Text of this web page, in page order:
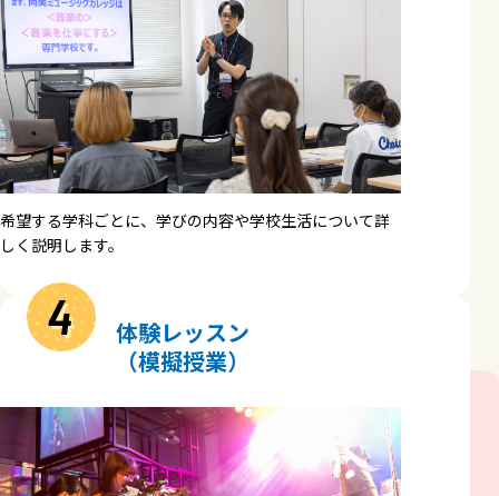
希望する学科ごとに、学びの内容や学校生活について詳
しく説明します。
4
体験レッスン
（模擬授業）